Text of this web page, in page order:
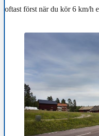
oftast först när du kör 6 km/h